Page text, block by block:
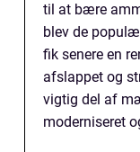
til at bære
blev de
fik senere en
afslappet og
vigtig del af
moderniseret